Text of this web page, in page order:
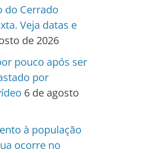
do Cerrado
Veja datas e
de 2026
pouco após ser
por
6 de agosto
à população
ocorre no